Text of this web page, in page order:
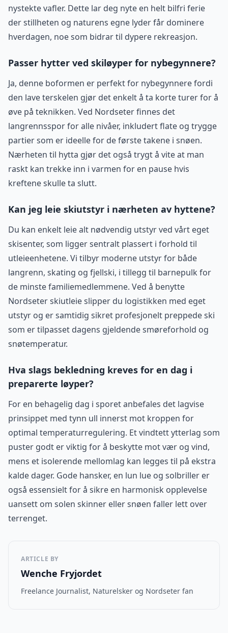
nystekte vafler. Dette lar deg nyte en helt bilfri ferie
der stillheten og naturens egne lyder får dominere
hverdagen, noe som bidrar til dypere rekreasjon.
Passer hytter ved skiløyper for nybegynnere?
Ja, denne boformen er perfekt for nybegynnere fordi
den lave terskelen gjør det enkelt å ta korte turer for å
øve på teknikken. Ved Nordseter finnes det
langrennsspor for alle nivåer, inkludert flate og trygge
partier som er ideelle for de første takene i snøen.
Nærheten til hytta gjør det også trygt å vite at man
raskt kan trekke inn i varmen for en pause hvis
kreftene skulle ta slutt.
Kan jeg leie skiutstyr i nærheten av hyttene?
Du kan enkelt leie alt nødvendig utstyr ved vårt eget
skisenter, som ligger sentralt plassert i forhold til
utleieenhetene. Vi tilbyr moderne utstyr for både
langrenn, skating og fjellski, i tillegg til barnepulk for
de minste familiemedlemmene. Ved å benytte
Nordseter skiutleie slipper du logistikken med eget
utstyr og er samtidig sikret profesjonelt preppede ski
som er tilpasset dagens gjeldende smøreforhold og
snøtemperatur.
Hva slags bekledning kreves for en dag i
preparerte løyper?
For en behagelig dag i sporet anbefales det lagvise
prinsippet med tynn ull innerst mot kroppen for
optimal temperaturregulering. Et vindtett ytterlag som
puster godt er viktig for å beskytte mot vær og vind,
mens et isolerende mellomlag kan legges til på ekstra
kalde dager. Gode hansker, en lun lue og solbriller er
også essensielt for å sikre en harmonisk opplevelse
uansett om solen skinner eller snøen faller lett over
terrenget.
ARTICLE BY
Wenche Fryjordet
Freelance Journalist, Naturelsker og Nordseter fan